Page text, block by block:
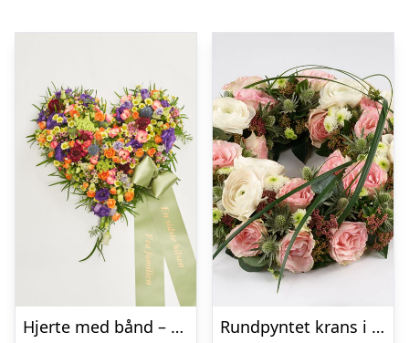
Hjerte med bånd – Floristens kreative valg
Rundpyntet krans i lyse farver – Blomster til begravelse